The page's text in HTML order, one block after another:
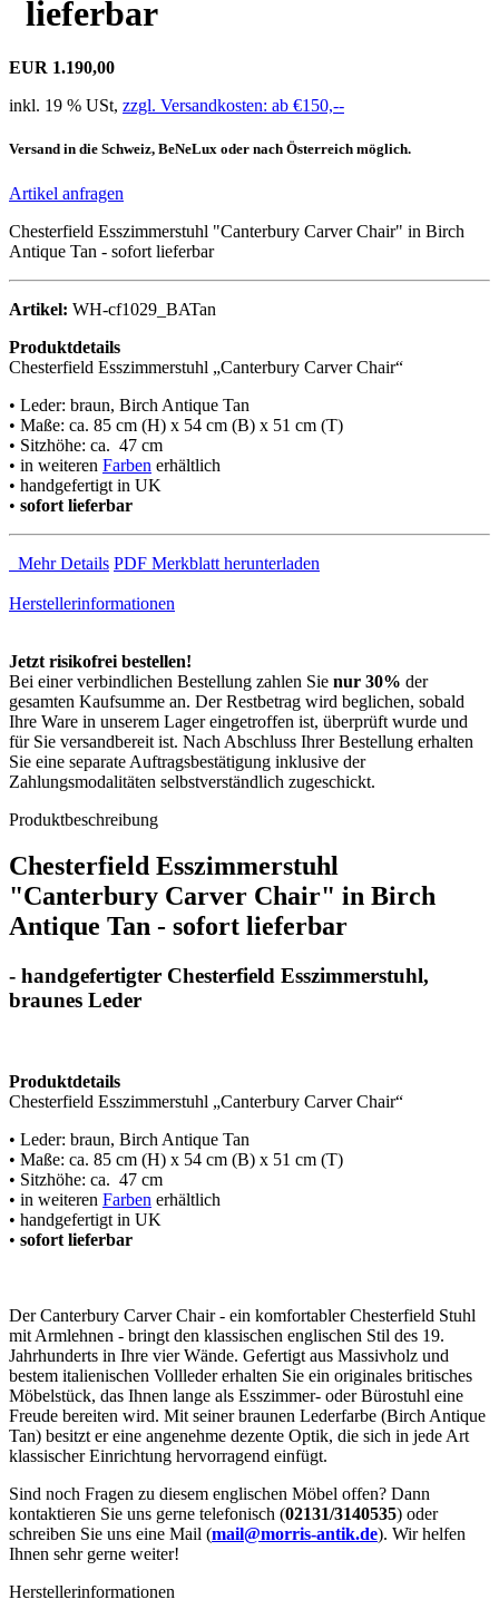
lieferbar
EUR 1.190,00
inkl. 19 % USt, zzgl. Versandkosten: ab €150,--
Versand in die Schweiz, BeNeLux oder nach Österreich möglich.
Artikel anfragen
Chesterfield Esszimmerstuhl "Canterbury Carver Chair" in Birch
Antique Tan - sofort lieferbar
Artikel: WH-cf1029_BATan
Produktdetails
Chesterfield Esszimmerstuhl „Canterbury Carver Chair“
• Leder: braun, Birch Antique Tan
• Maße: ca. 85 cm (H) x 54 cm (B) x 51 cm (T)
• Sitzhöhe: ca. 47 cm
• in weiteren Farben erhältlich
• handgefertigt in UK
• sofort lieferbar
Mehr Details PDF Merkblatt herunterladen
Herstellerinformationen
Jetzt risikofrei bestellen!
Bei einer verbindlichen Bestellung zahlen Sie nur 30% der
gesamten Kaufsumme an. Der Restbetrag wird beglichen, sobald
Ihre Ware in unserem Lager eingetroffen ist, überprüft wurde und
für Sie versandbereit ist. Nach Abschluss Ihrer Bestellung erhalten
Sie eine separate Auftragsbestätigung inklusive der
Zahlungsmodalitäten selbstverständlich zugeschickt.
Produktbeschreibung
Chesterfield Esszimmerstuhl
"Canterbury Carver Chair" in Birch
Antique Tan - sofort lieferbar
- handgefertigter Chesterfield Esszimmerstuhl,
braunes Leder
Produktdetails
Chesterfield Esszimmerstuhl „Canterbury Carver Chair“
• Leder: braun, Birch Antique Tan
• Maße: ca. 85 cm (H) x 54 cm (B) x 51 cm (T)
• Sitzhöhe: ca. 47 cm
• in weiteren Farben erhältlich
• handgefertigt in UK
• sofort lieferbar
Der Canterbury Carver Chair - ein komfortabler Chesterfield Stuhl
mit Armlehnen - bringt den klassischen englischen Stil des 19.
Jahrhunderts in Ihre vier Wände. Gefertigt aus Massivholz und
bestem italienischen Vollleder erhalten Sie ein originales britisches
Möbelstück, das Ihnen lange als Esszimmer- oder Bürostuhl eine
Freude bereiten wird. Mit seiner braunen Lederfarbe (Birch Antique
Tan) besitzt er eine angenehme dezente Optik, die sich in jede Art
klassischer Einrichtung hervorragend einfügt.
Sind noch Fragen zu diesem englischen Möbel offen? Dann
kontaktieren Sie uns gerne telefonisch (02131/3140535) oder
schreiben Sie uns eine Mail (mail@morris-antik.de). Wir helfen
Ihnen sehr gerne weiter!
Herstellerinformationen